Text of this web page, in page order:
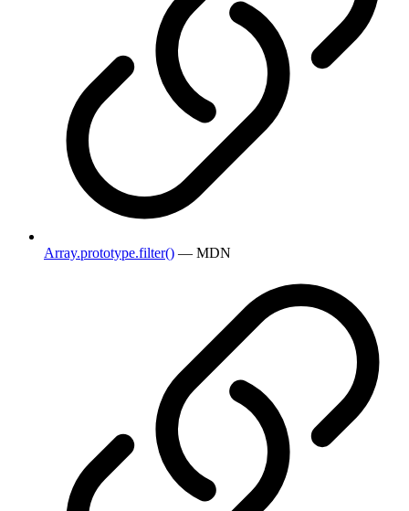
Array.prototype.filter() — MDN